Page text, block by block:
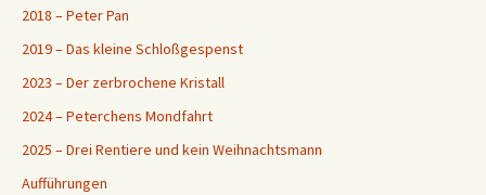
2018 – Peter Pan
2019 – Das kleine Schloßgespenst
2023 – Der zerbrochene Kristall
2024 – Peterchens Mondfahrt
2025 – Drei Rentiere und kein Weihnachtsmann
Aufführungen